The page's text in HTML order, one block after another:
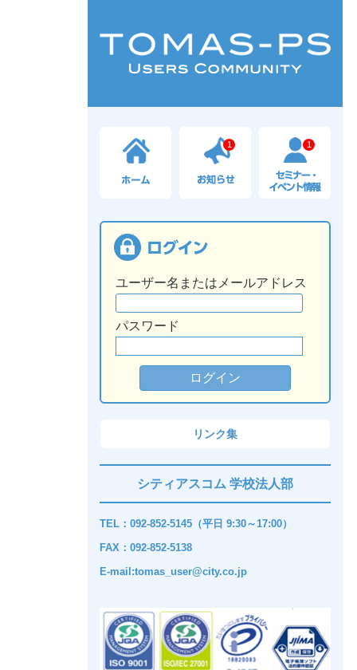
1 1
ユーザー名またはメールアドレス
パスワード
リンク集
シティアスコム 学校法人部
TEL：092-852-5145（平日 9:30～17:00）
FAX：092-852-5138
E-mail:tomas_user@city.co.jp